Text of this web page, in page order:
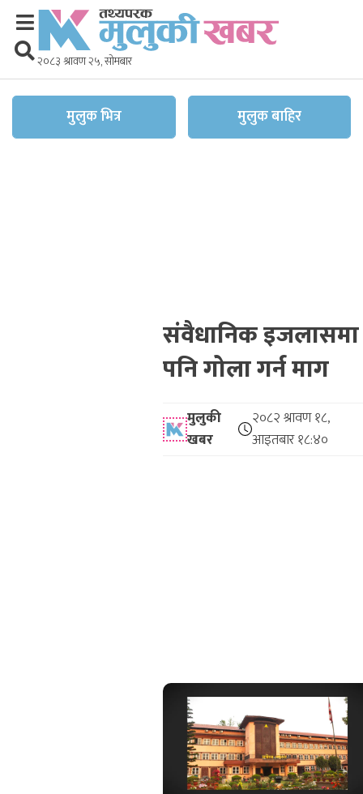
२०८३ श्रावण २५, सोमबार
मुलुक भित्र मुलुक बाहिर
संवैधानिक इजलासमा
पनि गोला गर्न माग
मुलुकी
खबर
२०८२ श्रावण १८,
आइतबार १८:४०